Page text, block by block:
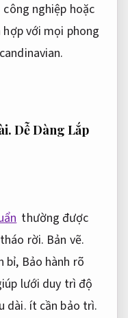
công nghiệp hoặc
hợp với mọi phong
Dễ Dàng Lắp
thường được
rời. Bản vẽ.
bỉ, Bảo hành rõ
lưới duy trì độ
dài.ít cần bảo trì.